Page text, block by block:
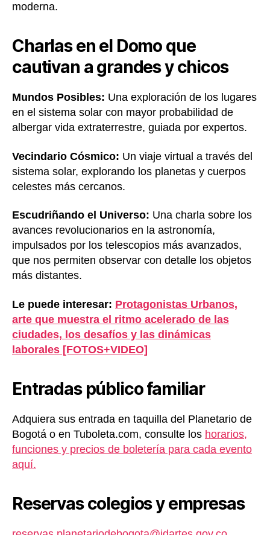
moderna.
Charlas en el Domo que
cautivan a grandes y chicos
Mundos Posibles: Una exploración de los lugares
en el sistema solar con mayor probabilidad de
albergar vida extraterrestre, guiada por expertos.
Vecindario Cósmico: Un viaje virtual a través del
sistema solar, explorando los planetas y cuerpos
celestes más cercanos.
Escudriñando el Universo: Una charla sobre los
avances revolucionarios en la astronomía,
impulsados por los telescopios más avanzados,
que nos permiten observar con detalle los objetos
más distantes.
Le puede interesar: Protagonistas Urbanos,
arte que muestra el ritmo acelerado de las
ciudades, los desafíos y las dinámicas
laborales [FOTOS+VIDEO]
Entradas público familiar
Adquiera sus entrada en taquilla del Planetario de
Bogotá o en Tuboleta.com, consulte los horarios,
funciones y precios de boletería para cada evento
aquí.
Reservas colegios y empresas